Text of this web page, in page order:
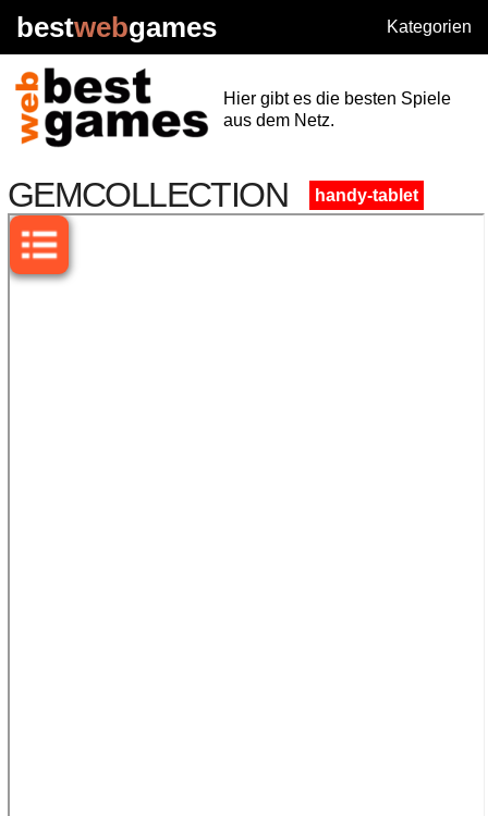
bestwebgames Kategorien
Hier gibt es die besten Spiele
aus dem Netz.
GEMCOLLECTION handy-tablet